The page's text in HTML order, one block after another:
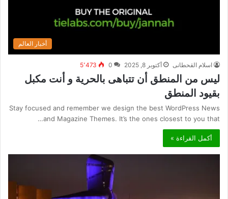
أخبار العالم
اسلام القحطانى أكتوبر 8, 2025 0 5٬473
ليس من المنطق أن تتباهى بالحرية و أنت مكبل
بقيود المنطق
Stay focused and remember we design the best WordPress News
and Magazine Themes. It’s the ones closest to you that…
أكمل القراءة »